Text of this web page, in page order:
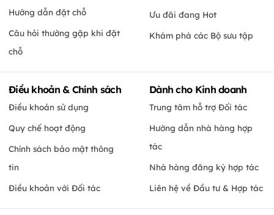
Hướng dẫn đặt chỗ
Câu hỏi thường gặp khi đặt
chỗ
Ưu đãi đang Hot
Khám phá các Bộ sưu tập
Điều khoản & Chính sách
Điều khoản sử dụng
Quy chế hoạt động
Chính sách bảo mật thông
tin
Điều khoản với Đối tác
Dành cho Kinh doanh
Trung tâm hỗ trợ Đối tác
Hướng dẫn nhà hàng hợp
tác
Nhà hàng đăng ký hợp tác
Liên hệ về Đầu tư & Hợp tác